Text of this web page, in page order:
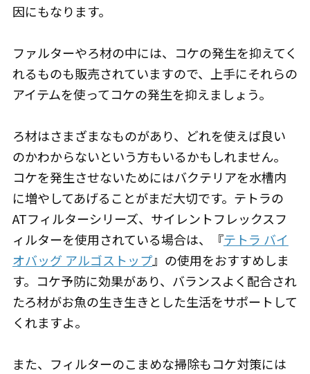
因にもなります。
ファルターやろ材の中には、コケの発生を抑えてく
れるものも販売されていますので、上手にそれらの
アイテムを使ってコケの発生を抑えましょう。
ろ材はさまざまなものがあり、どれを使えば良い
のかわからないという方もいるかもしれません。
コケを発生させないためにはバクテリアを水槽内
に増やしてあげることがまだ大切です。テトラの
ATフィルターシリーズ、サイレントフレックスフ
ィルターを使用されている場合は、『テトラ バイ
オバッグ アルゴストップ』の使用をおすすめしま
す。コケ予防に効果があり、バランスよく配合され
たろ材がお魚の生き生きとした生活をサポートして
くれますよ。
また、フィルターのこまめな掃除もコケ対策には